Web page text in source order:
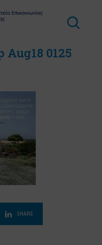
0125
SHARE